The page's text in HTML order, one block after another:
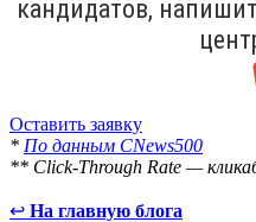
кандидатов,
Оставить заявку
* По данным CNews500
** Click-Through Rate —
↩ На главную блога